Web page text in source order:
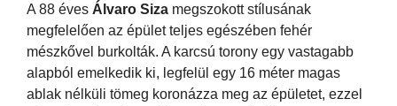
A 88 éves Álvaro Siza megszokott stílusának
megfelelően az épület teljes egészében fehér
mészkővel burkolták. A karcsú torony egy vastagabb
alapból emelkedik ki, legfelül egy 16 méter magas
ablak nélküli tömeg koronázza meg az épületet, ezzel